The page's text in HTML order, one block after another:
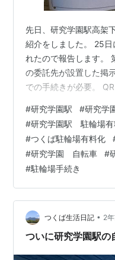
先日、研究学園駅高架
紹介をしました。 25
れたので報告します。
の委託先が設置した掲
での手続きが必要。
ます。 Microsoft
9,500円も必要なんで
ので申し込みます。 上
申し込みフォームに必
ールで料金の支払い先
#研究学園駅 #研究学
#研究学園駅 駐輪場有
#つくば駐輪場有料化
#研究学園 自転車 #
#駐輪場手続き
つくば生活日記 • 2
ついに研究学園駅